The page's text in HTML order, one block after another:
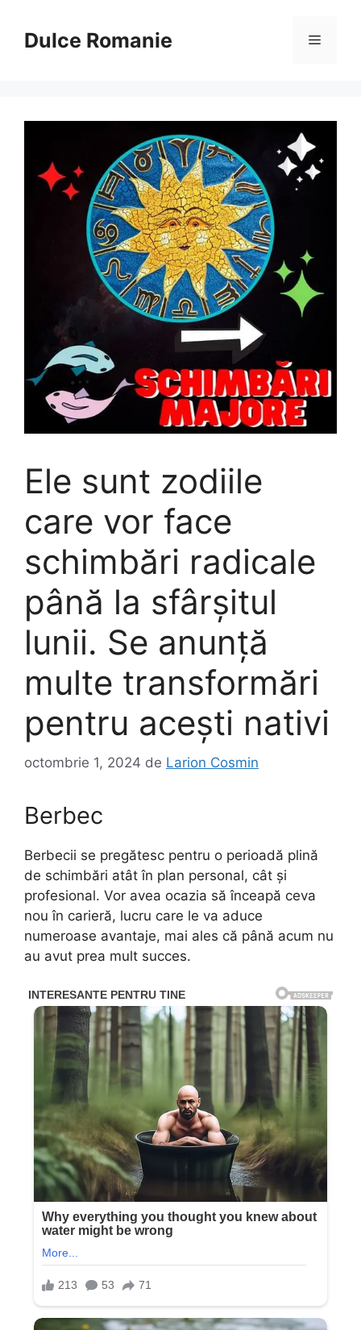
conținutDulce Romanie Meniu
Ele sunt zodiile
care vor face
schimbări radicale
până la sfârșitul
lunii. Se anunță
multe transformări
pentru acești nativi
octombrie 1, 2024 de Larion Cosmin
Berbec
Berbecii se pregătesc pentru o perioadă plină
de schimbări atât în plan personal, cât și
profesional. Vor avea ocazia să înceapă ceva
nou în carieră, lucru care le va aduce
numeroase avantaje, mai ales că până acum nu
au avut prea mult succes.